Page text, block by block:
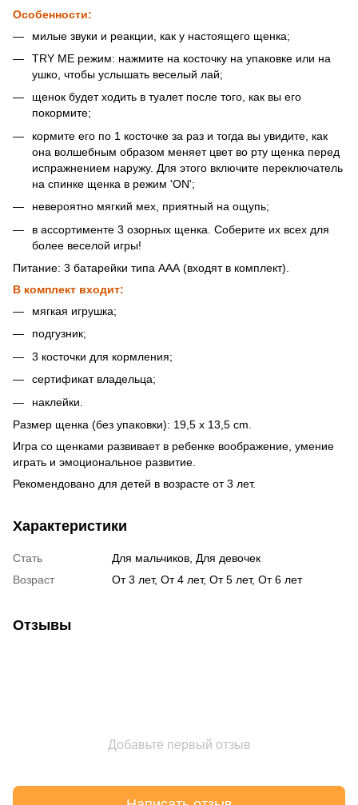
Особенности:
милые звуки и реакции, как у настоящего щенка;
TRY ME режим: нажмите на косточку на упаковке или на
ушко, чтобы услышать веселый лай;
щенок будет ходить в туалет после того, как вы его
покормите;
кормите его по 1 косточке за раз и тогда вы увидите, как
она волшебным образом меняет цвет во рту щенка перед
испражнением наружу. Для этого включите переключатель
на спинке щенка в режим 'ON';
невероятно мягкий мех, приятный на ощупь;
в ассортименте 3 озорных щенка. Соберите их всех для
более веселой игры!
Питание: 3 батарейки типа ААА (входят в комплект).
В комплект входит:
мягкая игрушка;
подгузник;
3 косточки для кормления;
сертификат владельца;
наклейки.
Размер щенка (без упаковки): 19,5 х 13,5 cm.
Игра со щенками развивает в ребенке воображение, умение
играть и эмоциональное развитие.
Рекомендовано для детей в возрасте от 3 лет.
Характеристики
Стать
Для мальчиков, Для девочек
Возраст
От 3 лет, От 4 лет, От 5 лет, От 6 лет
Отзывы
Добавьте первый отзыв